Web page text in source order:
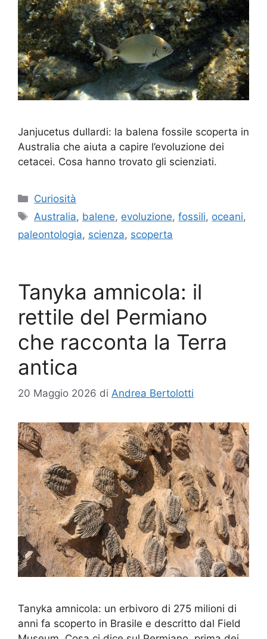
Janjucetus dullardi: la balena fossile scoperta in
Australia che aiuta a capire l’evoluzione dei
cetacei. Cosa hanno trovato gli scienziati.
Categorie
Curiosità
Tag
Australia, balene, evoluzione,fossili, oceani,
paleontologia, scienza, scoperta
Tanyka amnicola: il
rettile del Permiano
che racconta la Terra
antica
20 Maggio 2026 di Andrea Bertolotti
Tanyka amnicola: un erbivoro di 275 milioni di
anni fa scoperto in Brasile e descritto dal Field